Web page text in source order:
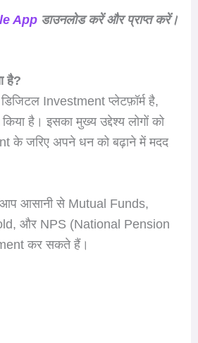
Appडाउनलोड करें और प्राप्त करें।
है?
Investment प्लेटफ़ॉर्म है,
है। इसका मुख्य उद्देश्य लोगों को
के जरिए अपने धन को बढ़ाने में मदद
आप आसानी से Mutual Funds,
और NPS (National Pension
कर सकते हैं।